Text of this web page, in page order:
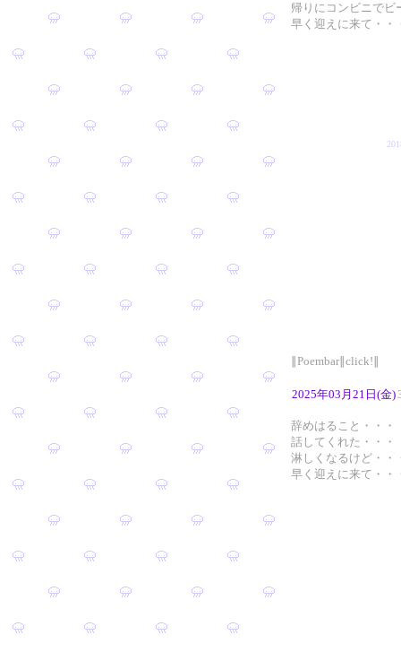
帰りにコンビニでビ
早く迎えに来て・・
∥Poembar∥click!∥
2025年03月21日(金)
辞めはること・・・
話してくれた・・・
淋しくなるけど・・
早く迎えに来て・・